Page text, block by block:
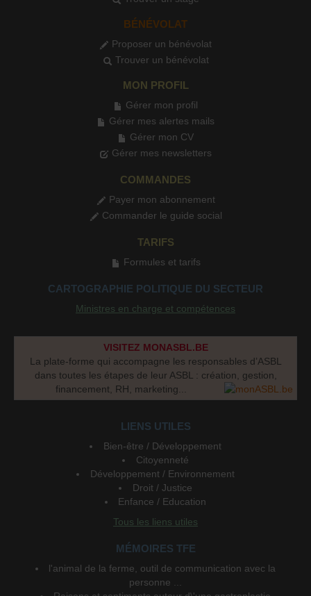
BÉNÉVOLAT
Proposer un bénévolat
Trouver un bénévolat
MON PROFIL
Gérer mon profil
Gérer mes alertes mails
Gérer mon CV
Gérer mes newsletters
COMMANDES
Payer mon abonnement
Commander le guide social
TARIFS
Formules et tarifs
CARTOGRAPHIE POLITIQUE DU SECTEUR
Ministres en charge et compétences
VISITEZ MONASBL.BE
La plate-forme qui accompagne les responsables d’ASBL
dans toutes les étapes de leur ASBL : création, gestion,
financement, RH, marketing...
LIENS UTILES
Bien-être / Développement
Citoyenneté
Développement / Environnement
Droit / Justice
Enfance / Education
Tous les liens utiles
MÉMOIRES TFE
l'animal de la ferme, outil de communication avec la
personne ...